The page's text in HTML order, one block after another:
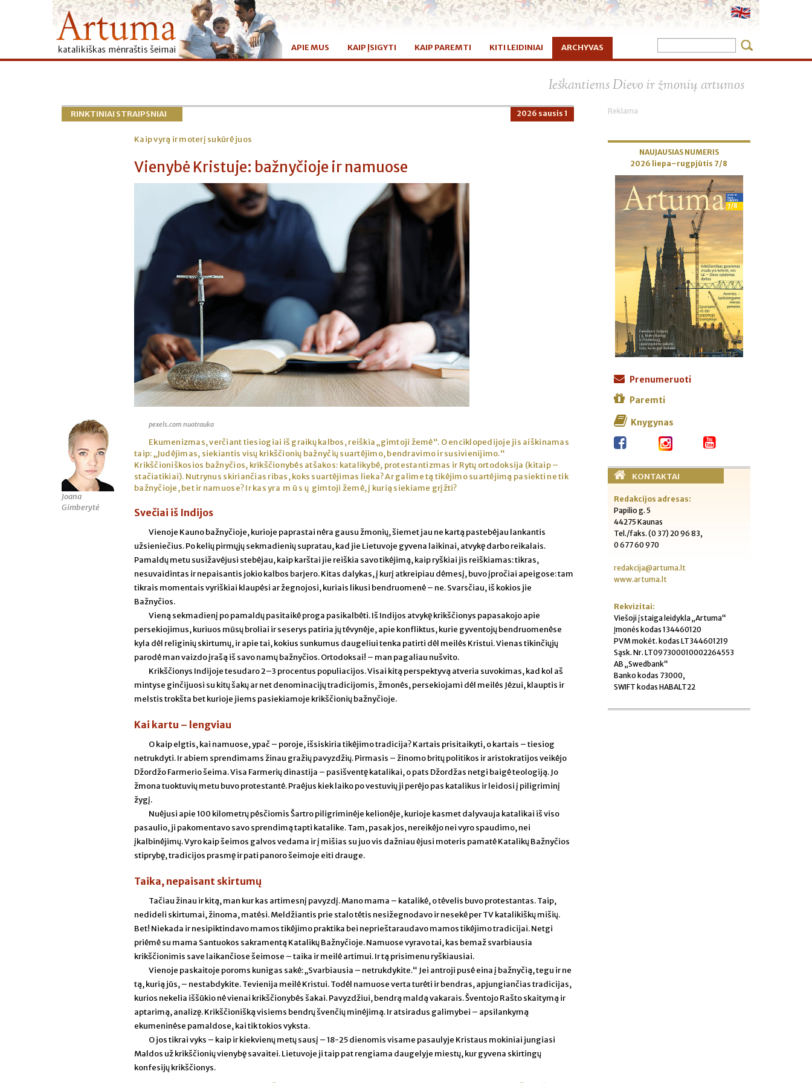
APIE MUS KAIP ĮSIGYTI KAIP PAREMTI KITI LEIDINIAI ARCHYVAS
Ieškantiems Dievo ir žmonių artumos
RINKTINIAI STRAIPSNIAI 2026 sausis 1
Kaip vyrą ir moterį sukūrė juos
Vienybė Kristuje: bažnyčioje ir namuose
Joana
Gimberytė
pexels.com nuotrauka
Ekumenizmas, verčiant tiesiogiai iš graikų kalbos, reiškia „gimtoji žemė“. O enciklopedijoje jis aiškinamas
taip: „Judėjimas, siekiantis visų krikščionių bažnyčių suartėjimo, bendravimo ir susivienijimo.“
Krikščioniškosios bažnyčios, krikščionybės atšakos: katalikybė, protestantizmas ir Rytų ortodoksija (kitaip –
stačiatikiai). Nutrynus skiriančias ribas, koks suartėjimas lieka? Ar galime tą tikėjimo suartėjimą pasiekti ne tik
bažnyčioje, bet ir namuose? Ir kas yra m ū s ų gimtoji žemė, į kurią siekiame grįžti?
Svečiai iš Indijos
Vienoje Kauno bažnyčioje, kurioje paprastai nėra gausu žmonių, šiemet jau ne kartą pastebėjau lankantis
užsieniečius. Po kelių pirmųjų sekmadienių supratau, kad jie Lietuvoje gyvena laikinai, atvykę darbo reikalais.
Pamaldų metu susižavėjusi stebėjau, kaip karštai jie reiškia savo tikėjimą, kaip ryškiai jis reiškiamas: tikras,
nesuvaidintas ir nepaisantis jokio kalbos barjero. Kitas dalykas, į kurį atkreipiau dėmesį, buvo įpročiai apeigose: tam
tikrais momentais vyriškiai klaupėsi ar žegnojosi, kuriais likusi bendruomenė – ne. Svarsčiau, iš kokios jie
Bažnyčios.
Vieną sekmadienį po pamaldų pasitaikė proga pasikalbėti. Iš Indijos atvykę krikščionys papasakojo apie
persekiojimus, kuriuos mūsų broliai ir seserys patiria jų tėvynėje, apie konfliktus, kurie gyventojų bendruomenėse
kyla dėl religinių skirtumų, ir apie tai, kokius sunkumus daugeliui tenka patirti dėl meilės Kristui. Vienas tikinčiųjų
parodė man vaizdo įrašą iš savo namų bažnyčios. Ortodoksai! – man pagaliau nušvito.
Krikščionys Indijoje tesudaro 2–3 procentus populiacijos. Visai kitą perspektyvą atveria suvokimas, kad kol aš
mintyse ginčijuosi su kitų šakų ar net denominacijų tradicijomis, žmonės, persekiojami dėl meilės Jėzui, klauptis ir
melstis trokšta bet kurioje jiems pasiekiamoje krikščionių bažnyčioje.
Kai kartu – lengviau
O kaip elgtis, kai namuose, ypač – poroje, išsiskiria tikėjimo tradicija? Kartais prisitaikyti, o kartais – tiesiog
netrukdyti. Ir abiem sprendimams žinau gražių pavyzdžių. Pirmasis – žinomo britų politikos ir aristokratijos veikėjo
Džordžo Farmerio šeima. Visa Farmerių dinastija – pasišventę katalikai, o pats Džordžas netgi baigė teologiją. Jo
žmona tuoktuvių metu buvo protestantė. Praėjus kiek laiko po vestuvių ji perėjo pas katalikus ir leidosi į piligriminį
žygį.
Nuėjusi apie 100 kilometrų pėsčiomis Šartro piligriminėje kelionėje, kurioje kasmet dalyvauja katalikai iš viso
pasaulio, ji pakomentavo savo sprendimą tapti katalike. Tam, pasak jos, nereikėjo nei vyro spaudimo, nei
įkalbinėjimų. Vyro kaip šeimos galvos vedama ir į mišias su juo vis dažniau ėjusi moteris pamatė Katalikų Bažnyčios
stiprybę, tradicijos prasmę ir pati panoro šeimoje eiti drauge.
Taika, nepaisant skirtumų
Tačiau žinau ir kitą, man kur kas artimesnį pavyzdį. Mano mama – katalikė, o tėvelis buvo protestantas. Taip,
nedideli skirtumai, žinoma, matėsi. Meldžiantis prie stalo tėtis nesižegnodavo ir nesekė per TV katalikiškų mišių.
Bet! Niekada ir nesipiktindavo mamos tikėjimo praktika bei neprieštaraudavo mamos tikėjimo tradicijai. Netgi
priėmė su mama Santuokos sakramentą Katalikų Bažnyčioje. Namuose vyravo tai, kas bemaž svarbiausia
krikščionimis save laikančiose šeimose – taika ir meilė artimui. Ir tą prisimenu ryškiausiai.
Vienoje paskaitoje poroms kunigas sakė: „Svarbiausia – netrukdykite.“ Jei antroji pusė eina į bažnyčią, tegu ir ne
tą, kurią jūs, – nestabdykite. Tevienija meilė Kristui. Todėl namuose verta turėti ir bendras, apjungiančias tradicijas,
kurios nekelia iššūkio nė vienai krikščionybės šakai. Pavyzdžiui, bendrą maldą vakarais. Šventojo Rašto skaitymą ir
aptarimą, analizę. Krikščionišką visiems bendrų švenčių minėjimą. Ir atsiradus galimybei – apsilankymą
ekumeninėse pamaldose, kai tik tokios vyksta.
O jos tikrai vyks – kaip ir kiekvienų metų sausį – 18-25 dienomis visame pasaulyje Kristaus mokiniai jungiasi
Maldos už krikščionių vienybę savaitei. Lietuvoje ji taip pat rengiama daugelyje miestų, kur gyvena skirtingų
konfesijų krikščionys.
Reklama
NAUJAUSIAS NUMERIS
2026 liepa–rugpjūtis 7/8
Prenumeruoti
Paremti
Knygynas
KONTAKTAI
Redakcijos adresas:
Papilio g. 5
44275 Kaunas
Tel./faks. (0 37) 20 96 83,
0 677 60 970
redakcija@artuma.lt
www.artuma.lt
Rekvizitai:
Viešoji įstaiga leidykla „Artuma“
Įmonės kodas 134460120
PVM mokėt. kodas LT344601219
Sąsk. Nr. LT097300010002264553
AB „Swedbank“
Banko kodas 73000,
SWIFT kodas HABALT22